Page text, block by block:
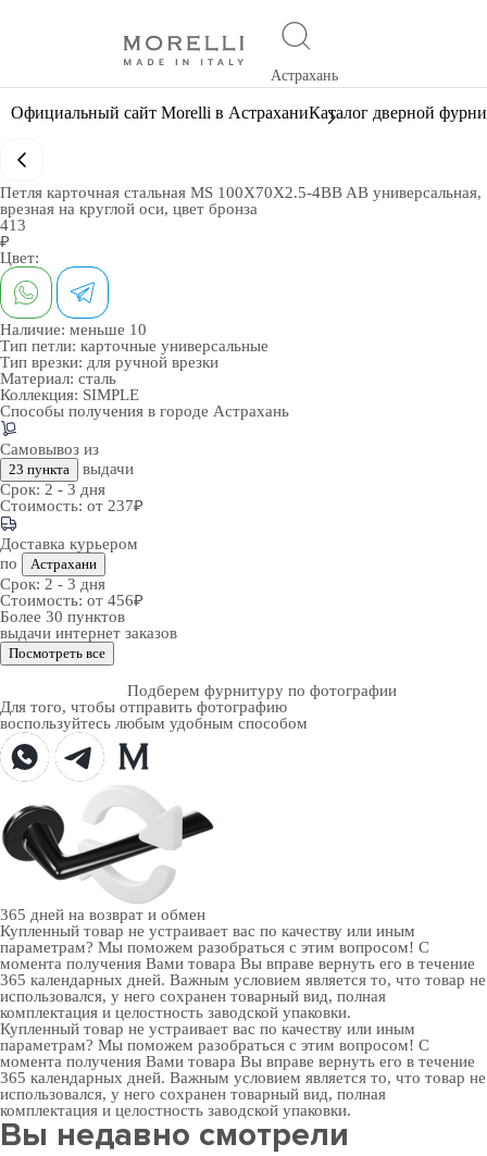
Астрахань
Официальный сайт Morelli в АстраханиКаталог дверной
Петля карточная стальная MS 100X70X2.5-4BB AB универсальная,
врезная на круглой оси, цвет бронза
413
₽
Цвет:
Наличие: меньше 10
Тип петли: карточные универсальные
Тип врезки: для ручной врезки
Материал: сталь
Коллекция: SIMPLE
Способы получения в городе Астрахань
Самовывоз из
23 пункта
выдачи
Срок: 2 - 3 дня
Стоимость: от 237₽
Доставка курьером
по
Астрахани
Срок: 2 - 3 дня
Стоимость: от 456₽
Более 30 пунктов
выдачи интернет заказов
Посмотреть все
Подберем фурнитуру по фотографии
Для того, чтобы отправить фотографию
воспользуйтесь любым удобным способом
365 дней на возврат и обмен
Купленный товар не устраивает вас по качеству или иным
параметрам? Мы поможем разобраться с этим вопросом! С
момента получения Вами товара Вы вправе вернуть его в течение
365 календарных дней. Важным условием является то, что товар не
использовался, у него сохранен товарный вид, полная
комплектация и целостность заводской упаковки.
Купленный товар не устраивает вас по качеству или иным
параметрам? Мы поможем разобраться с этим вопросом! С
момента получения Вами товара Вы вправе вернуть его в течение
365 календарных дней. Важным условием является то, что товар не
использовался, у него сохранен товарный вид, полная
комплектация и целостность заводской упаковки.
Вы недавно смотрели